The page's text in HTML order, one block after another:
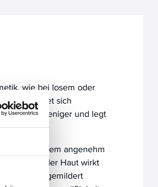
wie bei losem oder
verbindet sich
weniger und legt
Haut.
zu einem angenehm
der Haut wirkt
optisch gemildert